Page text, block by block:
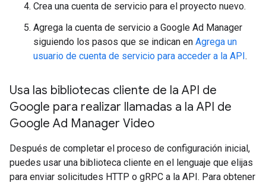
Crea una cuenta de servicio para el proyecto nuevo.
Agrega la cuenta de servicio a Google Ad Manager
siguiendo los pasos que se indican en Agrega un
usuario de cuenta de servicio para acceder a la API.
Usa las bibliotecas cliente de la API de
Google para realizar llamadas a la API de
Google Ad Manager Video
Después de completar el proceso de configuración inicial,
puedes usar una biblioteca cliente en el lenguaje que elijas
para enviar solicitudes HTTP o gRPC a la API. Para obtener